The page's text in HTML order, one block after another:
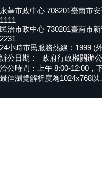
螢
光
花
泉
桐
花
祭
永華市政中心 708201臺南市
1111
民治市政中心 730201臺南市
2231
24小時市民服務熱線：1999 (
辦公日期：
政府行政機關辦
洽公時間：上午 8:00-12:00，
最佳瀏覽解析度為1024x768以